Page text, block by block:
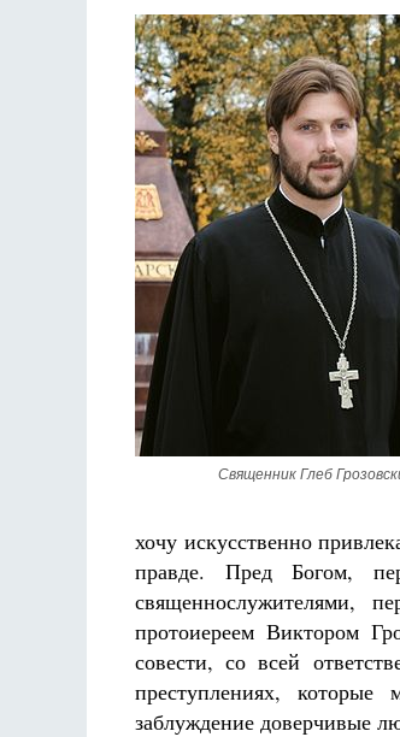
Священник Глеб
хочу искусственно
правде. Пред Богом,
священнослужителями,
протоиереем Виктором
совести, со всей
преступлениях,
заблуждение доверчивые
Разлуки не будет